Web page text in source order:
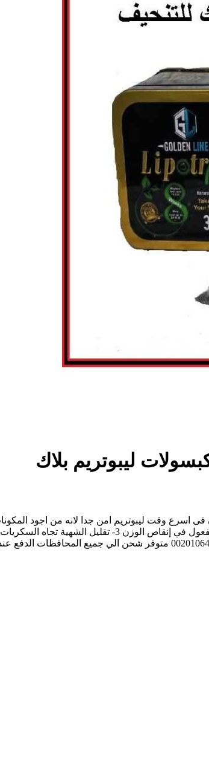
ليبوتريم بلاك
اسرع وقت ليبوتريم امن جدا لانه من اجود